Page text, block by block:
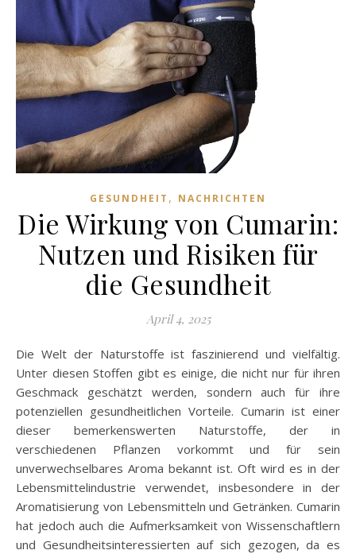
GESUNDHEIT , NACHRICHTEN
Die Wirkung von Cumarin:
Nutzen und Risiken für
die Gesundheit
April 4, 2025
Die Welt der Naturstoffe ist faszinierend und vielfältig.
Unter diesen Stoffen gibt es einige, die nicht nur für ihren
Geschmack geschätzt werden, sondern auch für ihre
potenziellen gesundheitlichen Vorteile. Cumarin ist einer
dieser bemerkenswerten Naturstoffe, der in
verschiedenen Pflanzen vorkommt und für sein
unverwechselbares Aroma bekannt ist. Oft wird es in der
Lebensmittelindustrie verwendet, insbesondere in der
Aromatisierung von Lebensmitteln und Getränken. Cumarin
hat jedoch auch die Aufmerksamkeit von Wissenschaftlern
und Gesundheitsinteressierten auf sich gezogen, da es